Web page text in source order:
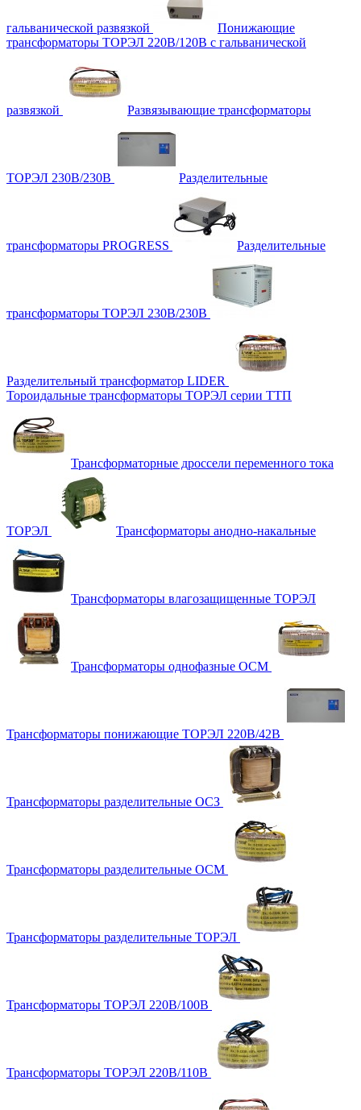
гальванической развязкой
Понижающие
трансформаторы ТОРЭЛ 220В/120В с гальванической
развязкой Развязывающие трансформаторы
ТОРЭЛ 230В/230В Разделительные
трансформаторы PROGRESS Разделительные
трансформаторы ТОРЭЛ 230В/230В
Разделительный трансформатор LIDER
Тороидальные трансформаторы ТОРЭЛ серии ТТП
Трансформаторные дроссели переменного тока
ТОРЭЛ Трансформаторы анодно-накальные
Трансформаторы влагозащищенные ТОРЭЛ
Трансформаторы однофазные ОСМ
Трансформаторы понижающие ТОРЭЛ 220В/42В
Трансформаторы разделительные ОСЗ
Трансформаторы разделительные ОСМ
Трансформаторы разделительные ТОРЭЛ
Трансформаторы ТОРЭЛ 220В/100В
Трансформаторы ТОРЭЛ 220В/110В